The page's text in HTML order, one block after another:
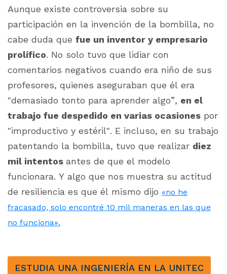
Aunque existe controversia sobre su
participación en la invención de la bombilla, no
cabe duda que fue un inventor y empresario
prolífico. No solo tuvo que lidiar con
comentarios negativos cuando era niño de sus
profesores, quienes aseguraban que él era
"demasiado tonto para aprender algo”, en el
trabajo fue despedido en varias ocasiones por
"improductivo y estéril". E incluso, en su trabajo
patentando la bombilla, tuvo que realizar diez
mil intentos antes de que el modelo
funcionara. Y algo que nos muestra su actitud
de resiliencia es que él mismo dijo «no he
fracasado, solo encontré 10 mil maneras en las que
no funciona».
ESTUDIA UNA INGENIERÍA EN LA UNITEC